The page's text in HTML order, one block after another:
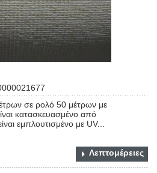
σε ρολό 50 μέτρων με
κατασκευασμένο από
εμπλουτισμένο με UV...
Λεπτομέρειες